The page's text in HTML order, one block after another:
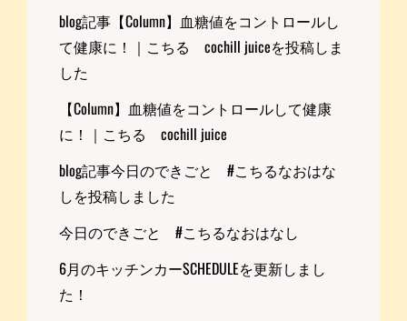
blog記事【Column】血糖値をコントロールし
て健康に！｜こちる cochill juiceを投稿しま
した
【Column】血糖値をコントロールして健康
に！｜こちる cochill juice
blog記事今日のできごと #こちるなおはな
しを投稿しました
今日のできごと #こちるなおはなし
6月のキッチンカーSCHEDULEを更新しまし
た！